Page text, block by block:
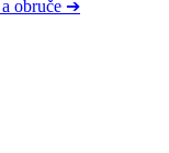
obruče ➔